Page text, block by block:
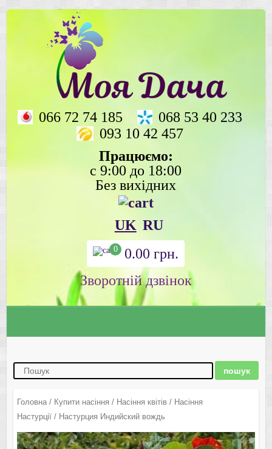
066 72 74 185
068 53 40 233
093 10 42 457
Працюємо:
с 9:00 до 18:00
Без вихідних
UK RU
0 0.00грн.
Зворотній дзвінок
Головна/ Купити насіння / Насіння квітів/ Насіння
Настурції/ Настурция Индийский вождь